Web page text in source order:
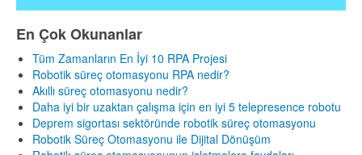
En Çok Okunanlar
Tüm Zamanların En İyi 10 RPA Projesi
Robotik süreç otomasyonu RPA nedir?
Akıllı süreç otomasyonu nedir?
Daha iyi bir uzaktan çalışma için en iyi 5 telepresence robotu
Deprem sigortası sektöründe robotik süreç otomasyonu
Robotik Süreç Otomasyonu ile Dijital Dönüşüm